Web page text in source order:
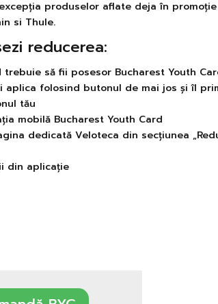
produselor aflate deja în
si Thule.
reducerea:
trebuie să fii posesor Bucharest Youth
aplica folosind butonul de mai jos și îl
tău
mobilă Bucharest Youth Card
dedicată Veloteca din secțiunea
din aplicație